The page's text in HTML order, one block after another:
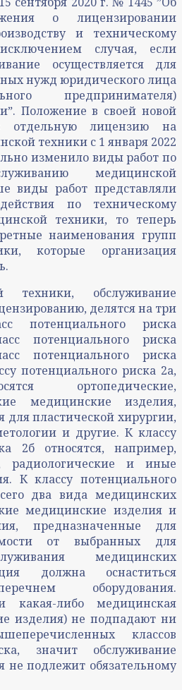
о лицензировании
и техническому
случая, если
осуществляется для
нужд юридического лица
предпринимателя)
Положение в своей новой
отдельную лицензию на
техники с 1 января 2022
изменило виды работ по
медицинской
виды работ представляли
по техническому
техники, то теперь
наименования групп
которые организация
техники, обслуживание
делятся на три
потенциального риска
потенциального риска
потенциального риска
потенциального риска 2а,
ортопедические,
медицинские изделия,
пластической хирургии,
и другие. К классу
2б относятся, например,
радиологические и иные
К классу потенциального
два вида медицинских
медицинские изделия и
предназначенные для
от выбранных для
медицинских
должна оснаститься
оборудования.
какая-либо медицинская
изделия) не подпадают ни
классов
значит обслуживание
не подлежит обязательному